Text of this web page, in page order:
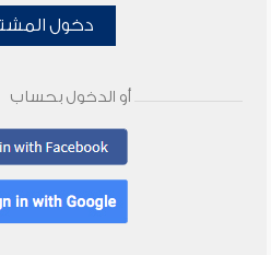
دخول
أو الدخول بحساب